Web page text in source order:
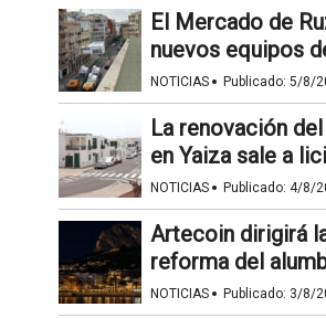
El Mercado de
nuevos equipos
NOTICIAS · Publicado: 5/8/
La renovación
en Yaiza sale a
NOTICIAS · Publicado: 4/8/
Artecoin dirigirá
reforma del
NOTICIAS · Publicado: 3/8/